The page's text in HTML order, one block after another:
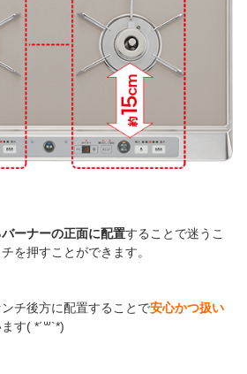
ーナーの正面に配置することで迷うこ
を押すことができます。
チ後方に配置することで安心かつ扱い
す( *´꒳`*)